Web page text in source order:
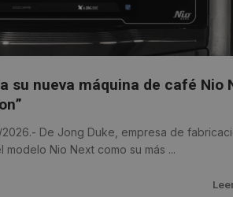
su nueva máquina de café Nio
2026.- De Jong Duke, empresa de
Nio Next como su más ...